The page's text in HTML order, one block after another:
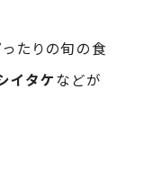
ったりの旬の食
イタケなどが